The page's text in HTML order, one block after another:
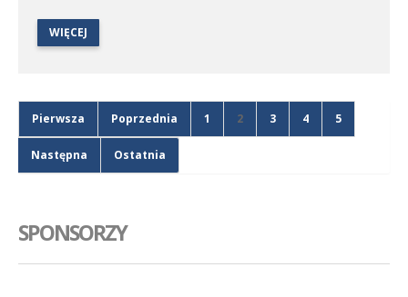
WIĘCEJ
Pierwsza Poprzednia 1 2 3 4 5
Następna Ostatnia
SPONSORZY